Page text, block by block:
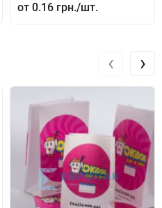
0.16 грн.
‹ ›